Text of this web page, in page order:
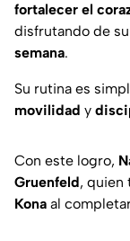
fortalecer el
disfrutando de
semana.
Su rutina es
movilidad y
Con este logro,
Gruenfeld, quien
Kona al